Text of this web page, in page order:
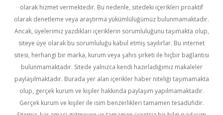
olarak hizmet vermektedir. Bu nedenle, sitedeki içerikleri proaktif
olarak denetleme veya araştırma yükümlülüğümüz bulunmamaktadır.
Ancak, üyelerimiz yazdıkları içeriklerin sorumluluğunu taşımakta olup,
siteye üye olarak bu sorumluluğu kabul etmiş sayılırlar. Bu internet
sitesi, herhangi bir marka, kurum veya şahıs şirketi ile hiçbir bağlantısı
bulunmamaktadır. Sitede yalnızca kendi hazırladığımız makaleler
paylaşılmaktadır. Burada yer alan içerikler haber niteliği taşımamakta
olup, gerçek kurum ve kişiler hakkında paylaşım yapılmamaktadır.
Gerçek kurum ve kişiler ile isim benzerlikleri tamamen tesadüfidir.